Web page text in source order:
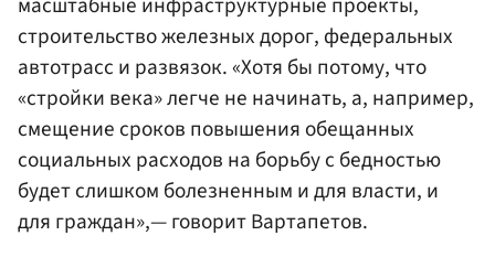
строительство железных дорог, федеральных
автотрасс и развязок. «Хотя бы потому, что
«стройки века» легче не начинать, а, например,
смещение сроков повышения обещанных
социальных расходов на борьбу с бедностью
будет слишком болезненным и для власти, и
для граждан»,— говорит Вартапетов.